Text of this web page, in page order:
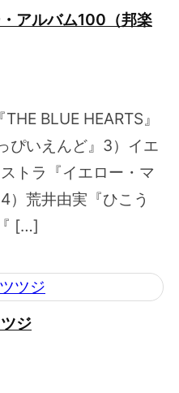
アルバム100（邦楽
BLUE HEARTS』
ぴいえんど』3）イエ
トラ『イエロー・マ
）荒井由実『ひこう
[…]
ジ